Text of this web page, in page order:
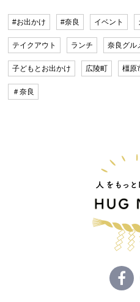
#お出かけ #奈良 イベント
テイクアウト ランチ 奈良グル
子どもとお出かけ 広陵町 橿原
＃奈良